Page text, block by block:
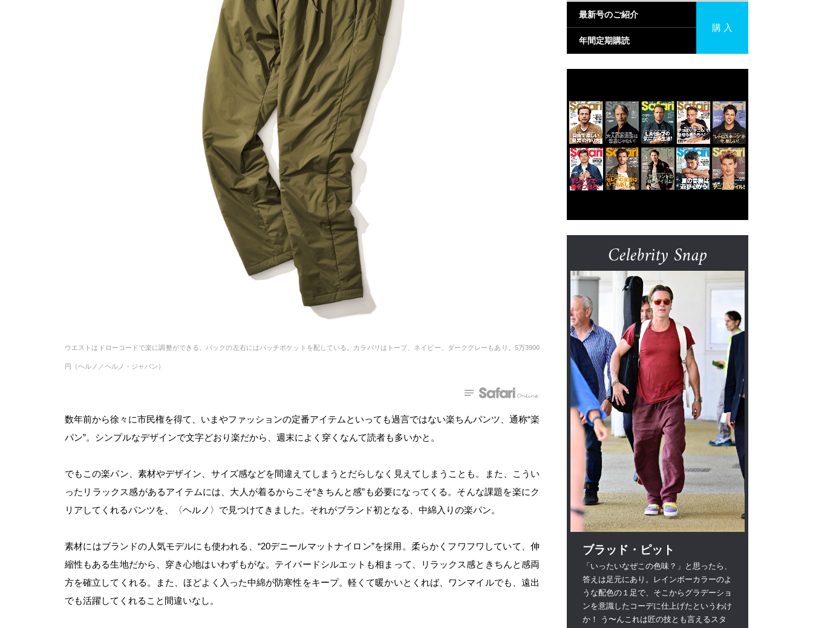
ウエストはドローコードで楽に調整ができる。バックの左右にはパッチポケットを配している。カラバリはトープ、ネイビー、ダークグレーもあり。5万3900
円（ヘルノ／ヘルノ・ジャパン）
数年前から徐々に市民権を得て、いまやファッションの定番アイテムといっても過言ではない楽ちんパンツ、通称“楽
パン”。シンプルなデザインで文字どおり楽だから、週末によく穿くなんて読者も多いかと。
でもこの楽パン、素材やデザイン、サイズ感などを間違えてしまうとだらしなく見えてしまうことも。また、こうい
ったリラックス感があるアイテムには、大人が着るからこそ“きちんと感”も必要になってくる。そんな課題を楽にク
リアしてくれるパンツを、〈ヘルノ〉で見つけてきました。それがブランド初となる、中綿入りの楽パン。
素材にはブランドの人気モデルにも使われる、“20デニールマットナイロン”を採用。柔らかくフワフワしていて、伸
縮性もある生地だから、穿き心地はいわずもがな。テイパードシルエットも相まって、リラックス感ときちんと感両
方を確立してくれる。また、ほどよく入った中綿が防寒性をキープ。軽くて暖かいとくれば、ワンマイルでも、遠出
でも活躍してくれること間違いなし。
最新号のご紹介
年間定期購読
購 入
Celebrity Snap
ブラッド・ピット
「いったいなぜこの色味？」と思ったら、
答えは足元にあり。レインボーカラーのよ
うな配色の１足で、そこからグラデーショ
ンを意識したコーデに仕上げたというわけ
か！ う〜んこれは匠の技とも言えるスタ